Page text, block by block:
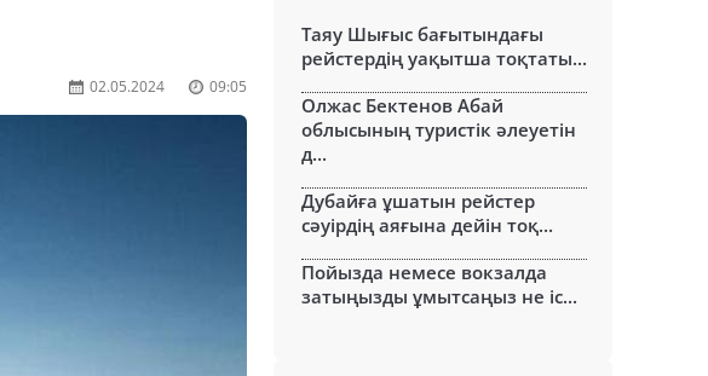
02.05.2024 09:05
Таяу Шығыс бағытындағы
рейстердің уақытша тоқтаты...
Олжас Бектенов Абай
облысының туристік әлеуетін
д...
Дубайға ұшатын рейстер
сәуірдің аяғына дейін тоқ...
Пойызда немесе вокзалда
затыңызды ұмытсаңыз не іс...